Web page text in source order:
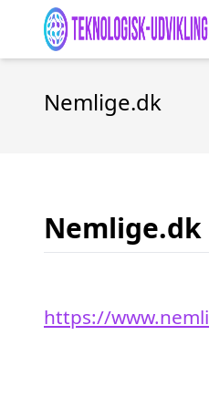
Nemlige.dk
Nemlige.dk
https://